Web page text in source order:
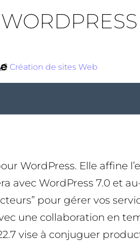
Création de sites Web
WordPress. Elle affine
avec WordPress 7.0 et
pour gérer vos
une collaboration en
vise à conjuguer